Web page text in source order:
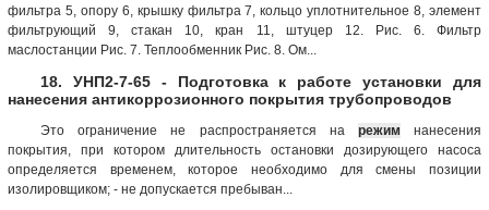
фильтра 5, опору 6, крышку фильтра 7, кольцо уплотнительное 8, элемент
фильтрующий 9, стакан 10, кран 11, штуцер 12. Рис. 6. Фильтр
маслостанции Рис. 7. Теплообменник Рис. 8. Ом...
18. УНП2-7-65 - Подготовка к работе установки для
нанесения антикоррозионного покрытия трубопроводов
Это ограничение не распространяется на режим нанесения
покрытия, при котором длительность остановки дозирующего насоса
определяется временем, которое необходимо для смены позиции
изолировщиком; - не допускается пребыван...